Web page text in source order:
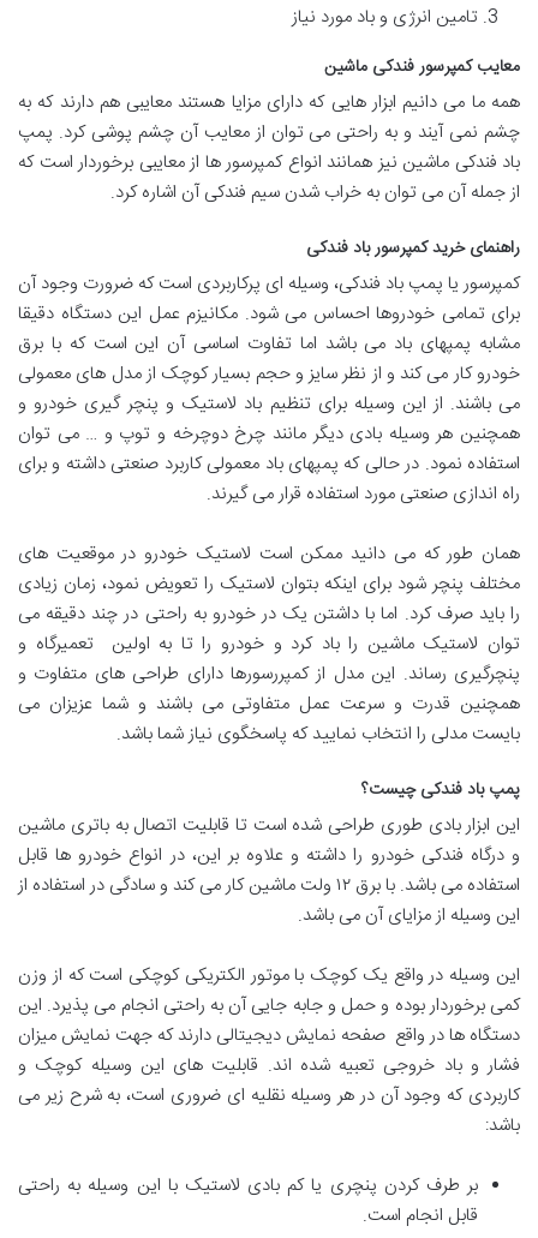
تامین انرژی و باد مورد نیاز
معایب کمپرسور فندکی ماشین
همه ما می دانیم ابزار هایی که دارای مزایا هستند معایبی هم دارند که به
چشم نمی آیند و به راحتی می توان از معایب آن چشم پوشی کرد. پمپ
باد فندکی ماشین نیز همانند انواع کمپرسور ها از معایبی برخوردار است که
از جمله آن می توان به خراب شدن سیم فندکی آن اشاره کرد.
راهنمای خرید کمپرسور باد فندکی
کمپرسور یا پمپ باد فندکی، وسیله ای پرکاربردی است که ضرورت وجود آن
برای تمامی خودروها احساس می شود. مکانیزم عمل این دستگاه دقیقا
مشابه پمپهای باد می باشد اما تفاوت اساسی آن این است که با برق
خودرو کار می کند و از نظر سایز و حجم بسیار کوچک از مدل های معمولی
می باشند. از این وسیله برای تنظیم باد لاستیک و پنچر گیری خودرو و
همچنین هر وسیله بادی دیگر مانند چرخ دوچرخه و توپ و … می توان
استفاده نمود. در حالی که پمپهای باد معمولی کاربرد صنعتی داشته و برای
راه اندازی صنعتی مورد استفاده قرار می گیرند.
همان طور که می دانید ممکن است لاستیک خودرو در موقعیت های
مختلف پنچر شود برای اینکه بتوان لاستیک را تعویض نمود، زمان زیادی
را باید صرف کرد. اما با داشتن یک در خودرو به راحتی در چند دقیقه می
توان لاستیک ماشین را باد کرد و خودرو را تا به اولین تعمیرگاه و
پنچرگیری رساند. این مدل از کمپررسورها دارای طراحی های متفاوت و
همچنین قدرت و سرعت عمل متفاوتی می باشند و شما عزیزان می
بایست مدلی را انتخاب نمایید که پاسخگوی نیاز شما باشد.
پمپ باد فندکی چیست؟
این ابزار بادی طوری طراحی شده است تا قابلیت اتصال به باتری ماشین
و درگاه فندکی خودرو را داشته و علاوه بر این، در انواع خودرو ها قابل
استفاده می باشد. با برق ۱۲ ولت ماشین کار می کند و سادگی در استفاده از
این وسیله از مزایای آن می باشد.
این وسیله در واقع یک کوچک با موتور الکتریکی کوچکی است که از وزن
کمی برخوردار بوده و حمل و جابه جایی آن به راحتی انجام می پذیرد. این
دستگاه ها در واقع صفحه نمایش دیجیتالی دارند که جهت نمایش میزان
فشار و باد خروجی تعبیه شده اند. قابلیت های این وسیله کوچک و
کاربردی که وجود آن در هر وسیله نقلیه ای ضروری است، به شرح زیر می
باشد:
بر طرف کردن پنچری یا کم بادی لاستیک با این وسیله به راحتی
قابل انجام است.